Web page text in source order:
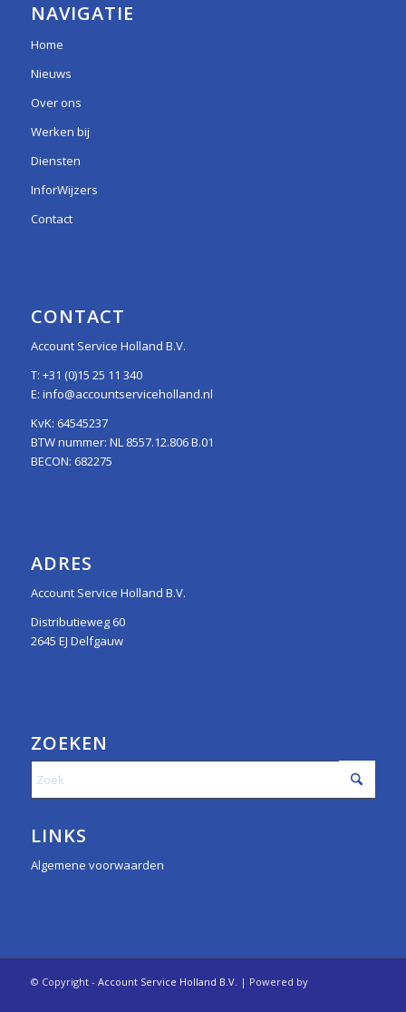
NAVIGATIE
Home
Nieuws
Over ons
Werken bij
Diensten
InforWijzers
Contact
CONTACT
Account Service Holland B.V.
T: +31 (0)15 25 11 340
E: info@accountserviceholland.nl
KvK: 64545237
BTW nummer: NL 8557.12.806 B.01
BECON: 682275
ADRES
Account Service Holland B.V.
Distributieweg 60
2645 EJ Delfgauw
ZOEKEN
LINKS
Algemene voorwaarden
© Copyright - Account Service Holland B.V. | Powered by